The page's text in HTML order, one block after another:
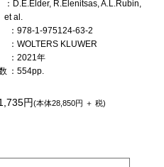
：D.E.Elder, R.Elenitsas, A.L.Rubin,
et al.
：978-1-975124-63-2
：WOLTERS KLUWER
：2021年
：554pp.
円(本体28,850円 ＋ 税)